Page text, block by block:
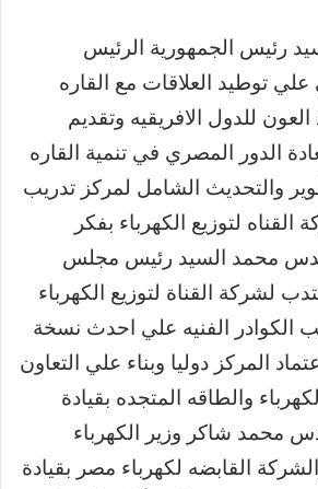
رئيس الجمهورية الرئيس
توطيد العلاقات مع القاره
العون للدول الافريقيه وتقديم
الدور المصري في تنمية القاره
والتحديث الشامل لمركز تدريب
القناه لتوزيع الكهرباء بفكر
محمد السيد رئيس مجلس
لشركة القناة لتوزيع الكهرباء
الكوادر الفنيه علي احدث نسخة
2015 واعتماد المركز دوليا وبناء علي التعاون
والطاقه المتجده بقيادة
محمد شاكر وزير الكهرباء
القابضه لكهرباء مصر بقيادة